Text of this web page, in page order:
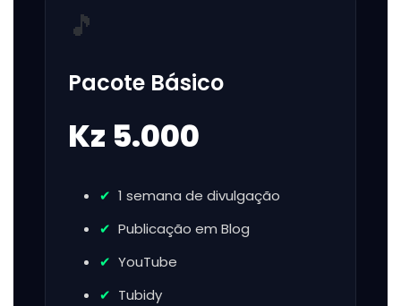
🎵
Pacote Básico
Kz 5.000
1 semana de divulgação
Publicação em Blog
YouTube
Tubidy